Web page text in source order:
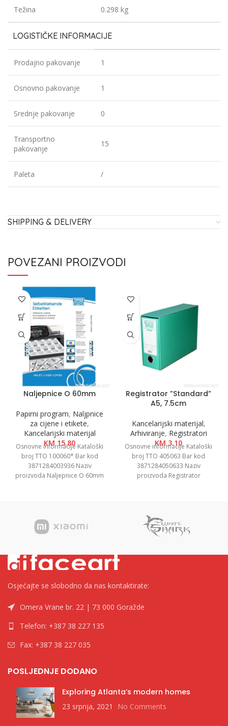
Težina 0.298 kg
LOGISTIČKE INFORMACIJE
Prodajno pakovanje 1
Osnovno pakovanje 1
Srednje pakovanje 0
Transportno
pakovanje
15
Paleta /
SHIPPING & DELIVERY
POVEZANI PROIZVODI
Naljepnice O 60mm
Papirni program, Naljpnice
za cijene i etikete,
Kancelarijski materijal
KM15.80
Osnovne informacije Kataloški
broj TTO 100060* Bar kod
3871284003936 Naziv
proizvoda Naljepnice O 60mm
Registrator ”Standard”
A5, 7.5cm
Kancelarijski materijal,
Arhiviranje, Registratori
KM3.10
Osnovne informacije Kataloški
broj TTO 405063 Bar kod
3871284050633 Naziv
proizvoda Registrator
Osjećajte se slobodno da nas kontaktirate:
Omera Vrane br. 22 | 73 000 Goražde
Telefon: +387 38 227 135
Fax: +387 38 227 035
POSLJEDNJE DODANO
Exploring Atlanta’s modern homes
23 srpnja, 2021 No Comments